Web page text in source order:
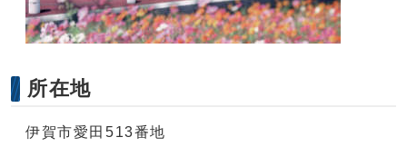
所在地
伊賀市愛田513番地